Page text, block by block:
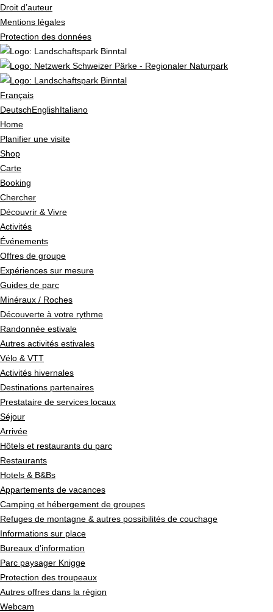
Droit d’auteur
Mentions légales
Protection des données
Français
DeutschEnglishItaliano
Home
Planifier une visite
Shop
Carte
Booking
Chercher
Découvrir & Vivre
Activités
Événements
Offres de groupe
Expériences sur mesure
Guides de parc
Minéraux / Roches
Découverte à votre rythme
Randonnée estivale
Autres activités estivales
Vélo & VTT
Activités hivernales
Destinations partenaires
Prestataire de services locaux
Séjour
Arrivée
Hôtels et restaurants du parc
Restaurants
Hotels & B&Bs
Appartements de vacances
Camping et hébergement de groupes
Refuges de montagne & autres possibilités de couchage
Informations sur place
Bureaux d'information
Parc paysager Knigge
Protection des troupeaux
Autres offres dans la région
Webcam